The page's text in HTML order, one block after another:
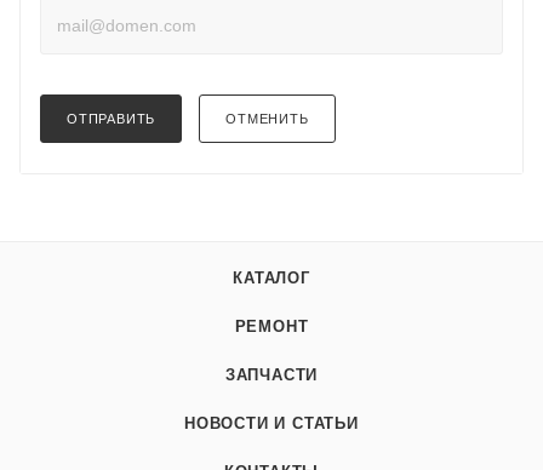
ОТПРАВИТЬ ОТМЕНИТЬ
КАТАЛОГ
РЕМОНТ
ЗАПЧАСТИ
НОВОСТИ И СТАТЬИ